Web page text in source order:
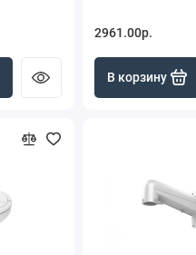
2961.00р.
В корзину